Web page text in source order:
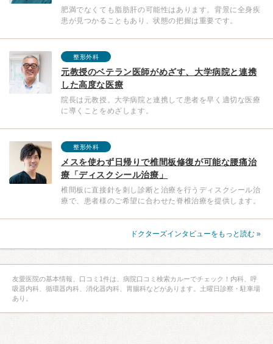
肥満でなくても脂肪肝の可能性はあります。背景に全身疾
患が見つかることもあり、状態の把握は重要です。
整形外科
元教授のベテラン医師がめざす、大学病院と連携
した高度な医療
院長は元教授。大学病院と連携して患者を早く適切な医療
に導くことをめざします。
整形外科
メスを使わず日帰りで椎間板修復が可能な腰痛治
療「ディスクシール治療」
椎間板に直接針を刺し診断と治療を行うディスクシール治
療で、患者様のご希望に合わせた脊椎治療を提供します。
ドクターズインタビューをもっと読む »
友愛医院の基本情報、口コミ1件は、病院口コミ検索カルーでチェック！内科、呼
吸器内科、循環器内科、消化器内科、胃腸科などがあります。土曜日診察・駐車場
あり。